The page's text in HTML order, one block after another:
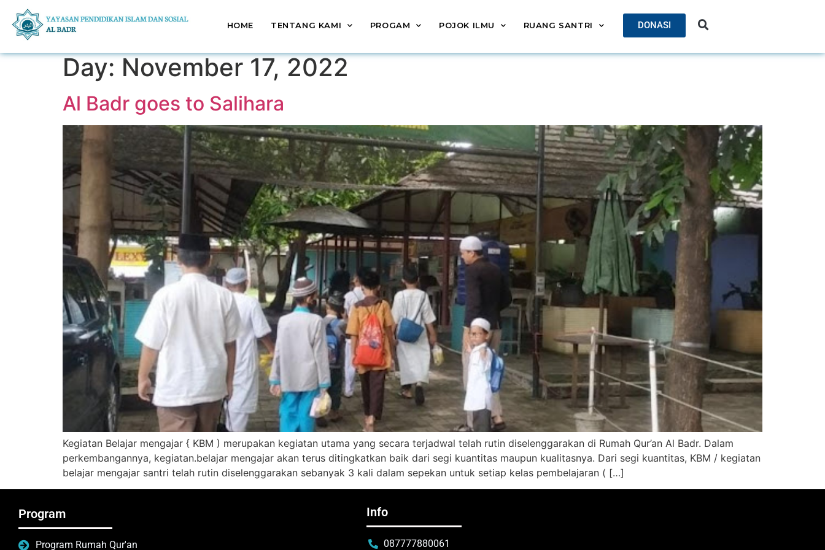
HOME TENTANG KAMI PROGAM POJOK ILMU RUANG SANTRI DONASI
Day: November 17, 2022
Al Badr goes to Salihara
Kegiatan Belajar mengajar { KBM ) merupakan kegiatan utama yang secara terjadwal telah rutin diselenggarakan di Rumah Qur’an Al Badr. Dalam
perkembangannya, kegiatan.belajar mengajar akan terus ditingkatkan baik dari segi kuantitas maupun kualitasnya. Dari segi kuantitas, KBM / kegiatan
belajar mengajar santri telah rutin diselenggarakan sebanyak 3 kali dalam sepekan untuk setiap kelas pembelajaran ( […]
Program
Program Rumah Qur'an
Info
087777880061